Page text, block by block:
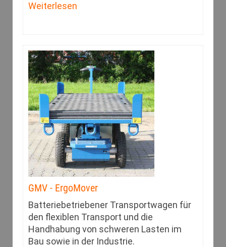
Weiterlesen
GMV - ErgoMover
Batteriebetriebener Transportwagen für
den flexiblen Transport und die
Handhabung von schweren Lasten im
Bau sowie in der Industrie.